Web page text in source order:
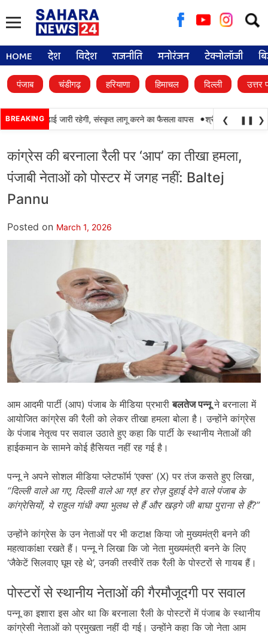
for:
HOME देश विदेश राजनीति मनोरंजन टेक्नोलॉजी
पंजाब चंडीगढ़ हरियाणा हिमाचल दिल्ली उत्तर
BREAKING
पंजाबी की पढ़ाई जारी रहेगी, संस्कृत लागू करने का फैसला वापस • श्री गुरु हरिकृष्ण
❮ ❚❚ ❯
कांग्रेस की बरनाला रैली पर ‘आप’ का तीखा हमला,
पंजाबी नेताओं को पोस्टर में जगह नहीं: Baltej
Pannu
Posted on March 1, 2026
आम आदमी पार्टी (आप) पंजाब के मीडिया प्रभारीबलतेज पन्नूने बरनाला में
आयोजित कांग्रेस की रैली को लेकर तीखा हमला बोला है। उन्होंने कांग्रेस
के पंजाब नेतृत्व पर सवाल उठाते हुए कहा कि पार्टी के स्थानीय नेताओं की
हाईकमान के सामने कोई हैसियत नहीं रह गई है।
पन्नू ने अपने सोशल मीडिया प्लेटफॉर्म ‘एक्स’ (X) पर तंज कसते हुए लिखा,
“दिल्ली वाले आ गए, दिल्ली वाले आ गए! हर रोज़ दुहाई देने वाले पंजाब के
कांग्रेसियों, ये राहुल गांधी क्या भुलथ से हैं और खड़गे जी बाघा पुराना से हैं?”
उन्होंने कांग्रेस के उन नेताओं पर भी कटाक्ष किया जो मुख्यमंत्री बनने की
महत्वाकांक्षा रखते हैं। पन्नू ने लिखा कि जो नेता मुख्यमंत्री बनने के लिए
‘जैकेटें सिलवाए घूम रहे थे’, उनकी तस्वीरें तक रैली के पोस्टरों से गायब हैं।
पोस्टरों से स्थानीय नेताओं की गैरमौजूदगी पर सवाल
पन्नू का इशारा इस ओर था कि बरनाला रैली के पोस्टरों में पंजाब के स्थानीय
कांग्रेसी नेताओं को प्रमुखता नहीं दी गई। उन्होंने कहा कि जो नेता आम